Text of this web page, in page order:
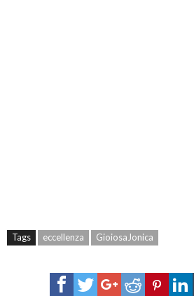
Tags eccellenza GioiosaJonica